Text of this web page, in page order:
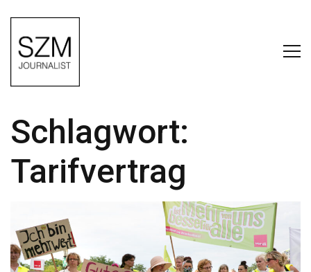
Schlagwort:
Tarifvertrag